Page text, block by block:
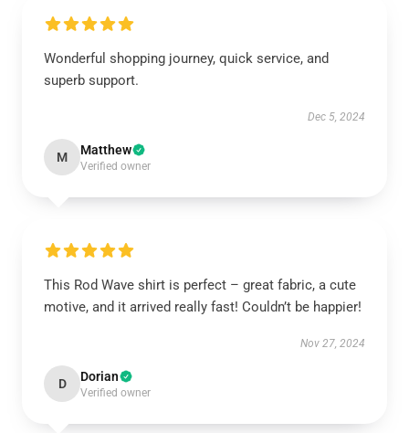
Wonderful shopping journey, quick service, and
superb support.
Dec 5, 2024
M Matthew
Verified owner
This Rod Wave shirt is perfect – great fabric, a cute
motive, and it arrived really fast! Couldn’t be happier!
Nov 27, 2024
D Dorian
Verified owner